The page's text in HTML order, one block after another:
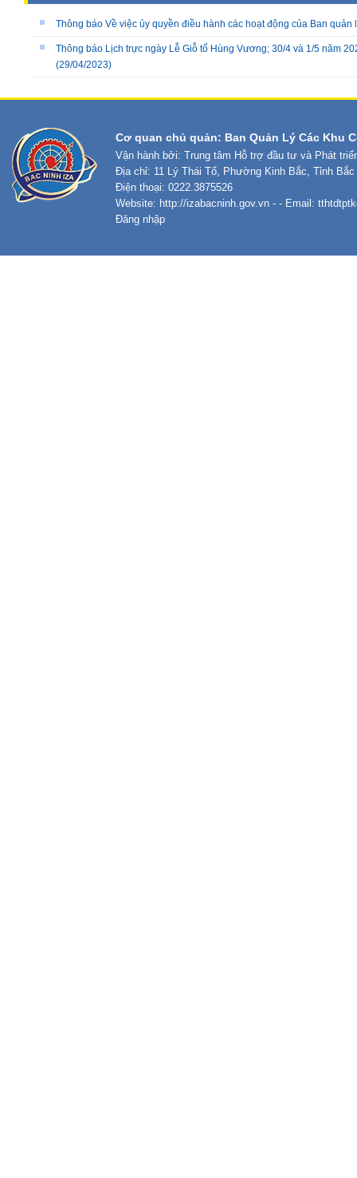
Thông báo Về việc ủy quyền điều hành các hoạt động của Ban
Thông báo Lịch trực ngày Lễ Giỗ tổ Hùng Vương; 30/4 và 1/5 năm
(29/04/2023)
Cơ quan chủ quản: Ban Quản Lý Các Khu
Vận hành bởi: Trung tâm Hỗ trợ đầu tư và Phát
Địa chỉ: 11 Lý Thái Tổ, Phường Kinh Bắc, Tỉnh Bắc
Điện thoại: 0222.3875526
Website: http://izabacninh.gov.vn - - Email:
Đăng nhập